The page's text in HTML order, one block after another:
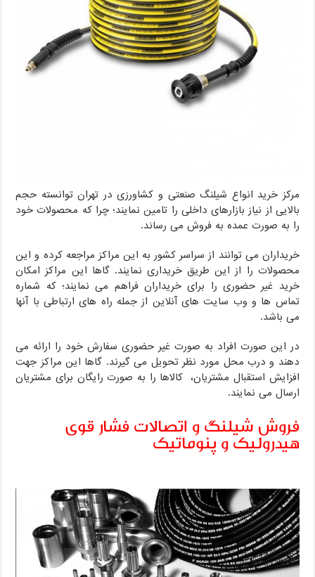
مرکز خرید انواع شیلنگ صنعتی و‌ کشاورزی در تهران توانسته حجم
بالایی از نیاز بازارهای داخلی را تامین نمایند؛ چرا که محصولات خود
را به صورت عمده به فروش می رساند.
خریداران می توانند از سراسر کشور به این مراکز مراجعه کرده و این
محصولات را از این طریق خریداری نمایند. گاها این مراکز امکان
خرید غیر حضوری را برای خریداران فراهم می نمایند؛ که شماره
تماس ها و وب سایت های آنلاین از جمله راه های ارتباطی با آنها
می باشد.
در این صورت افرا‌د به صورت غیر حضوری سفارش خود را ارائه می
دهند و درب محل مورد نظر تحویل می گیرند. گاها این مراکز جهت
افزایش استقبال مشتریان، کالاها را به صورت رایگان برای مشتریان
ارسال می نمایند.
فروش شیلنگ و اتصالات فشار قوی
هیدرولیک و پنوماتیک